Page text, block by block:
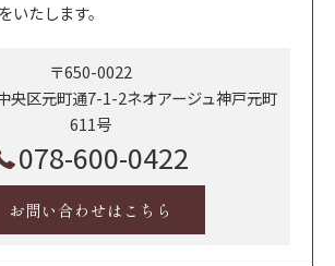
いたします。
〒650-0022
央区元町通7-1-2ネオアージュ神戸元町
611号
078-600-0422
お問い合わせはこちら